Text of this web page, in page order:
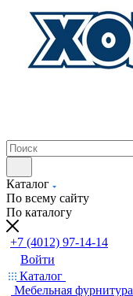
Каталог
По всему сайту
По каталогу
+7 (4012) 97-14-14
Войти
Каталог
Мебельная фурнитура